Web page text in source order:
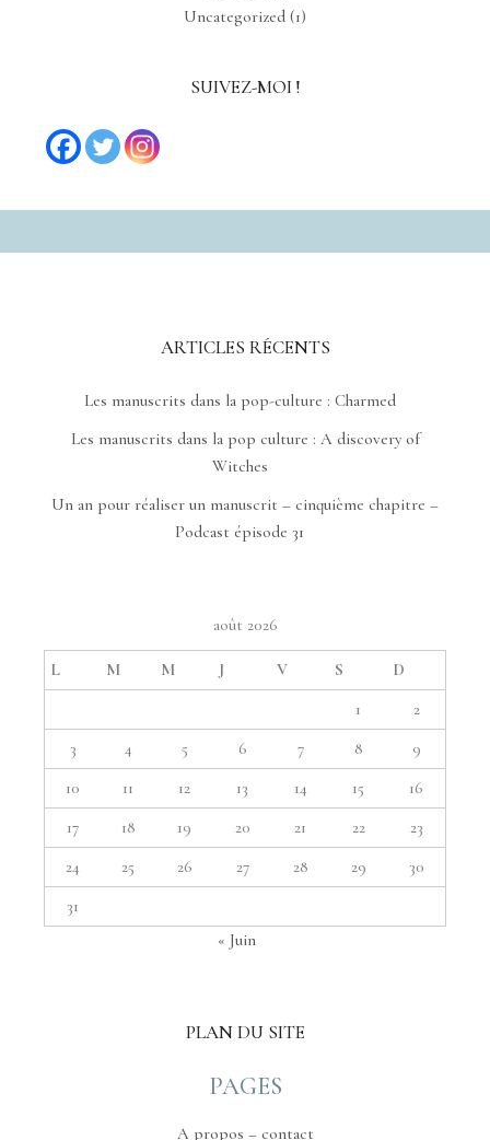
Uncategorized (1)
SUIVEZ-MOI !
ARTICLES RÉCENTS
Les manuscrits dans la pop-culture : Charmed
Les manuscrits dans la pop culture : A discovery of
Witches
Un an pour réaliser un manuscrit – cinquième chapitre –
Podcast épisode 31
août 2026
L M M J V S
D
1
2
3
4 5 6 7 8
9
10
11 12 13 14 15
16
17
18 19 20 21 22
23
24
25 26 27 28 29
30
31
« Juin
PLAN DU SITE
PAGES
A propos – contact